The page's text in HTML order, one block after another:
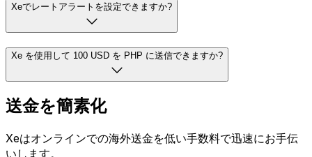
Xeでレートアラートを設定できますか?
Xe を使用して 100 USD を PHP に送信できますか?
送金を簡素化
Xeはオンラインでの海外送金を低い手数料で迅速にお手伝
いします。